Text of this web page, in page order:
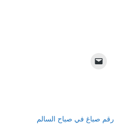
رقم صباغ في صباح السالم